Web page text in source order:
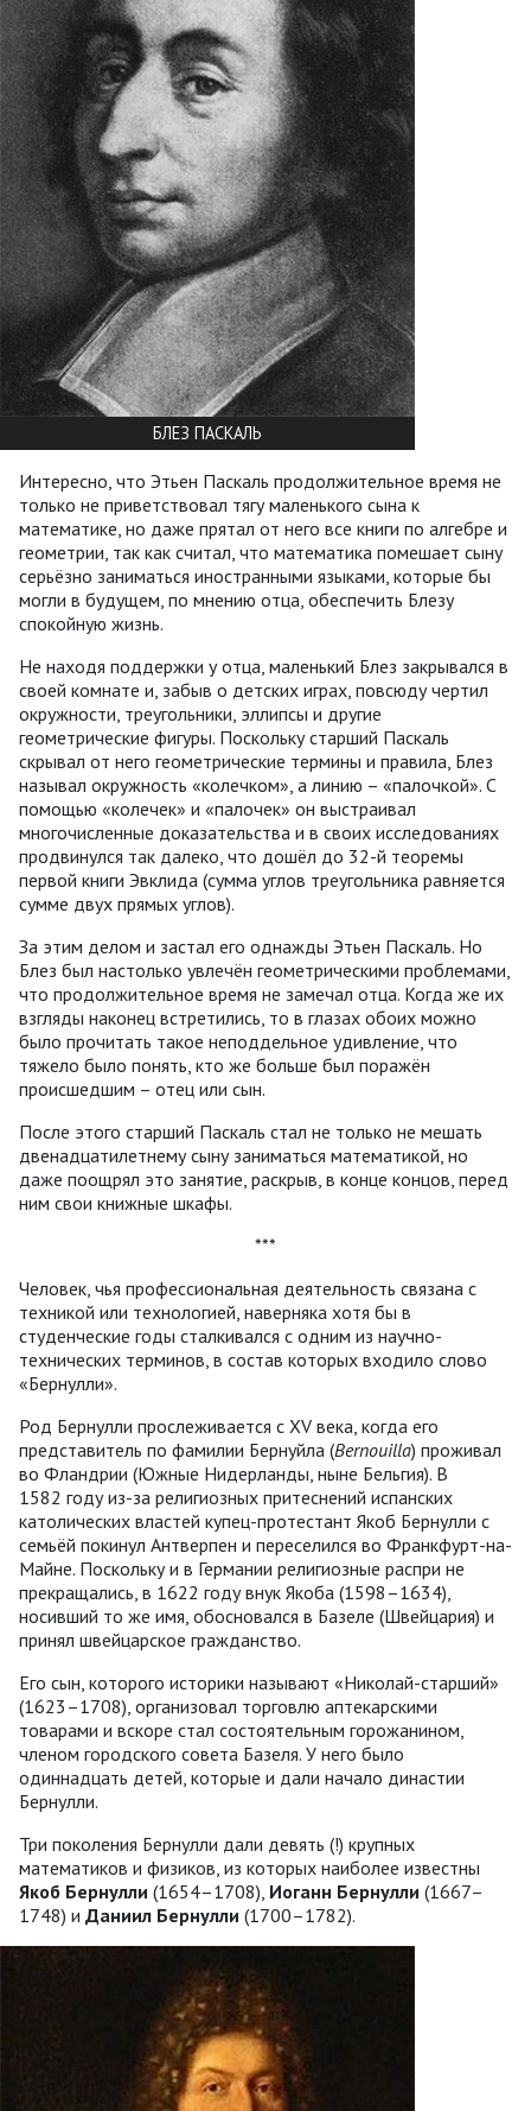
БЛЕЗ ПАСКАЛЬ
Интересно, что Этьен Паскаль продолжительное время не
только не приветствовал тягу маленького сына к
математике, но даже прятал от него все книги по алгебре и
геометрии, так как считал, что математика помешает сыну
серьёзно заниматься иностранными языками, которые бы
могли в будущем, по мнению отца, обеспечить Блезу
спокойную жизнь.
Не находя поддержки у отца, маленький Блез закрывался в
своей комнате и, забыв о детских играх, повсюду чертил
окружности, треугольники, эллипсы и другие
геометрические фигуры. Поскольку старший Паскаль
скрывал от него геометрические термины и правила, Блез
называл окружность «колечком», а линию – «палочкой». С
помощью «колечек» и «палочек» он выстраивал
многочисленные доказательства и в своих исследованиях
продвинулся так далеко, что дошёл до 32-й теоремы
первой книги Эвклида (сумма углов треугольника равняется
сумме двух прямых углов).
За этим делом и застал его однажды Этьен Паскаль. Но
Блез был настолько увлечён геометрическими проблемами,
что продолжительное время не замечал отца. Когда же их
взгляды наконец встретились, то в глазах обоих можно
было прочитать такое неподдельное удивление, что
тяжело было понять, кто же больше был поражён
происшедшим – отец или сын.
После этого старший Паскаль стал не только не мешать
двенадцатилетнему сыну заниматься математикой, но
даже поощрял это занятие, раскрыв, в конце концов, перед
ним свои книжные шкафы.
***
Человек, чья профессиональная деятельность связана с
техникой или технологией, наверняка хотя бы в
студенческие годы сталкивался с одним из научно-
технических терминов, в состав которых входило слово
«Бернулли».
Род Бернулли прослеживается с XV века, когда его
представитель по фамилии Бернуйла (Bernouilla) проживал
во Фландрии (Южные Нидерланды, ныне Бельгия). В
1582 году из-за религиозных притеснений испанских
католических властей купец-протестант Якоб Бернулли с
семьёй покинул Антверпен и переселился во Франкфурт-на-
Майне. Поскольку и в Германии религиозные распри не
прекращались, в 1622 году внук Якоба (1598–1634),
носивший то же имя, обосновался в Базеле (Швейцария) и
принял швейцарское гражданство.
Его сын, которого историки называют «Николай-старший»
(1623–1708), организовал торговлю аптекарскими
товарами и вскоре стал состоятельным горожанином,
членом городского совета Базеля. У него было
одиннадцать детей, которые и дали начало династии
Бернулли.
Три поколения Бернулли дали девять (!) крупных
математиков и физиков, из которых наиболее известны
Якоб Бернулли (1654–1708), Иоганн Бернулли (1667–
1748) и Даниил Бернулли (1700–1782).